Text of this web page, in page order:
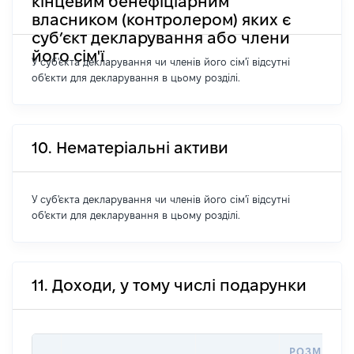
власником (контролером) яких є
суб’єкт декларування або члени
його сім'ї
У суб'єкта декларування чи членів його сім'ї відсутні
об'єкти для декларування в цьому розділі.
10. Нематеріальні активи
У суб'єкта декларування чи членів його сім'ї відсутні
об'єкти для декларування в цьому розділі.
11. Доходи, у тому числі подарунки
РОЗМІР